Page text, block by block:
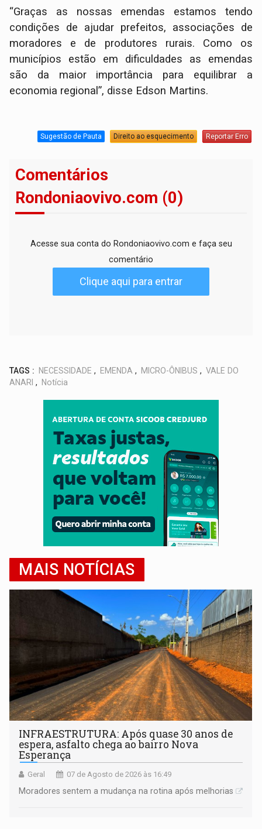
“Graças as nossas emendas estamos tendo
condições de ajudar prefeitos, associações de
moradores e de produtores rurais. Como os
municípios estão em dificuldades as emendas
são da maior importância para equilibrar a
economia regional”, disse Edson Martins.
Sugestão de Pauta Direito ao esquecimento Reportar Erro
Comentários
Rondoniaovivo.com (0)
Acesse sua conta do Rondoniaovivo.com e faça seu
comentário
Clique aqui para entrar
TAGS : NECESSIDADE , EMENDA , MICRO-ÔNIBUS , VALE DO
ANARI , Notícia
MAIS NOTÍCIAS
INFRAESTRUTURA: Após quase 30 anos de
espera, asfalto chega ao bairro Nova
Esperança
Geral 07 de Agosto de 2026 às 16:49
Moradores sentem a mudança na rotina após melhorias